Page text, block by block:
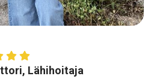
Lähihoitaja